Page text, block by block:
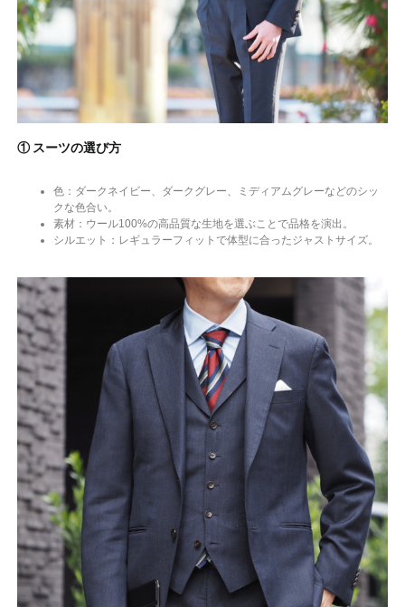
① スーツの選び方
色：ダークネイビー、ダークグレー、ミディアムグレーなどのシッ
クな色合い。
素材：ウール100%の高品質な生地を選ぶことで品格を演出。
シルエット：レギュラーフィットで体型に合ったジャストサイズ。